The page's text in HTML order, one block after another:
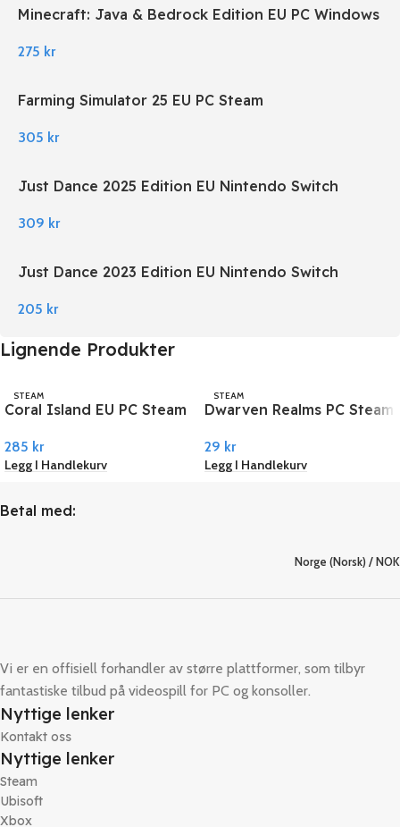
Minecraft: Java & Bedrock Edition EU PC Windows
275 kr
Farming Simulator 25 EU PC Steam
305 kr
Just Dance 2025 Edition EU Nintendo Switch
309 kr
Just Dance 2023 Edition EU Nintendo Switch
205 kr
Lignende Produkter
STEAM
Coral Island EU PC Steam
285 kr
Legg I Handlekurv
STEAM
Dwarven Realms PC Steam
29 kr
Legg I Handlekurv
Betal med:
Norge (Norsk) / NOK
Vi er en offisiell forhandler av større plattformer, som tilbyr
fantastiske tilbud på videospill for PC og konsoller.
Nyttige lenker
Kontakt oss
Nyttige lenker
Steam
Ubisoft
Xbox